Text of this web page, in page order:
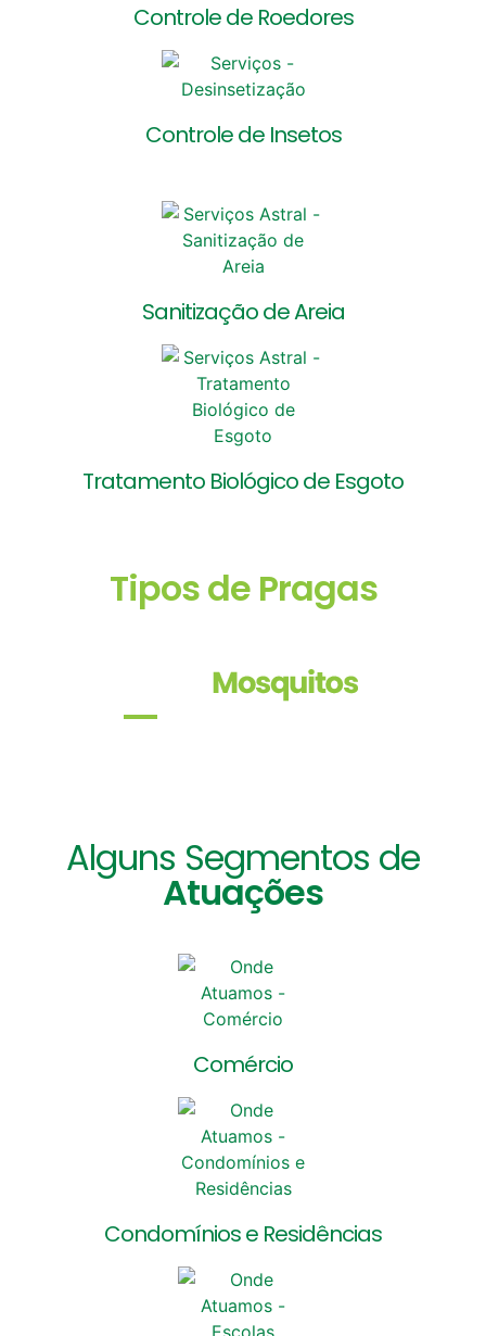
Controle de Roedores
Controle de Insetos
Sanitização de Areia
Tratamento Biológico de Esgoto
Tipos de Pragas
Alguns Segmentos de
Atuações
Comércio
Condomínios e Residências